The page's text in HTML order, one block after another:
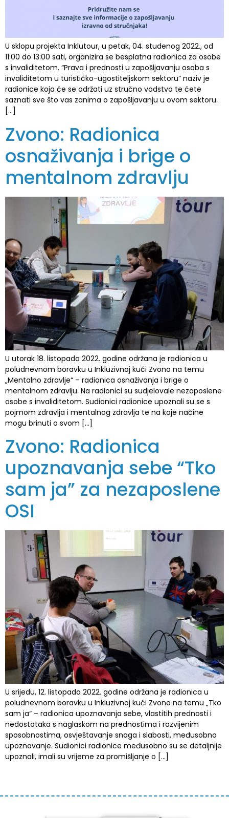
U sklopu projekta Inklutour, u petak, 04. studenog 2022., od
11:00 do 13:00 sati, organizira se besplatna radionica za osobe
s invaliditetom. “Prava i prednosti u zapošljavanju osoba s
invaliditetom u turističko-ugostiteljskom sektoru” naziv je
radionice koja će se održati uz stručno vodstvo te ćete
saznati sve što vas zanima o zapošljavanju u ovom sektoru.
[…]
Zvono: Radionica
osnaživanja i brige o
mentalnom zdravlju
U utorak 18. listopada 2022. godine održana je radionica u
poludnevnom boravku u Inkluzivnoj kući Zvono na temu
„Mentalno zdravlje“ – radionica osnaživanja i brige o
mentalnom zdravlju. Na radionici su sudjelovale nezaposlene
osobe s invaliditetom. Sudionici radionice upoznali su se s
pojmom zdravlja i mentalnog zdravlja te na koje načine
mogu brinuti o svom […]
Zvono: Radionica
upoznavanja sebe “Tko
sam ja” za nezaposlene
OSI
U srijedu, 12. listopada 2022. godine održana je radionica u
poludnevnom boravku u Inkluzivnoj kući Zvono na temu „Tko
sam ja“ – radionica upoznavanja sebe, vlastitih prednosti i
nedostataka s naglaskom na prednostima i razvijenim
sposobnostima, osvještavanje snaga i slabosti, međusobno
upoznavanje. Sudionici radionice međusobno su se detaljnije
upoznali, imali su vrijeme za promišljanje o […]